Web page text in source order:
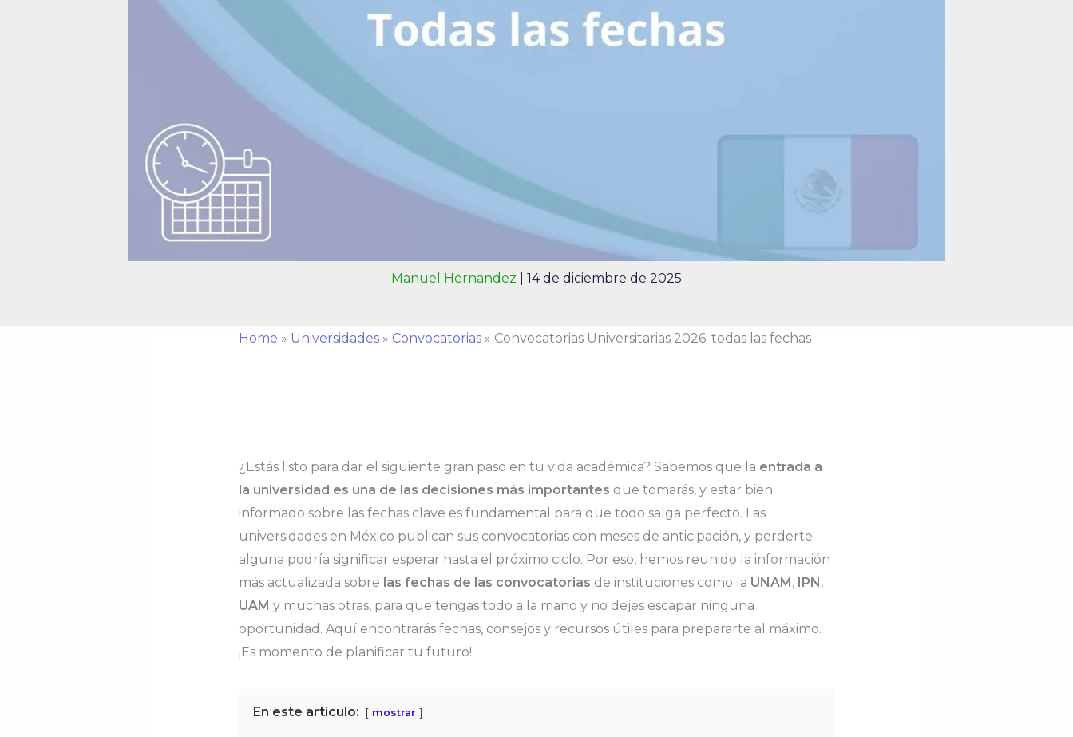
Manuel Hernandez 14 de diciembre de 2025
Home » Universidades» Convocatorias» Convocatorias Universitarias 2026: todas las fechas
¿Estás listo para dar el siguiente gran paso en tu vida académica? Sabemos que la entrada a
la universidad es una de las decisiones más importantes que tomarás, y estar bien
informado sobre las fechas clave es fundamental para que todo salga perfecto. Las
universidades en México publican sus convocatorias con meses de anticipación, y perderte
alguna podría significar esperar hasta el próximo ciclo. Por eso, hemos reunido la información
más actualizada sobre las fechas de las convocatorias de instituciones como la UNAM , IPN ,
UAM y muchas otras, para que tengas todo a la mano y no dejes escapar ninguna
oportunidad. Aquí encontrarás fechas, consejos y recursos útiles para prepararte al máximo.
¡Es momento de planificar tu futuro!
En este artículo: mostrar